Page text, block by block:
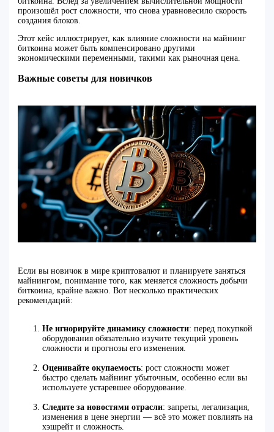
произошёл рост сложности, что снова уравновесило скорость
создания блоков.
Этот кейс иллюстрирует, как влияние сложности на майнинг
биткоина может быть компенсировано другими
экономическими переменными, такими как рыночная цена.
Важные советы для новичков
Если вы новичок в мире криптовалют и планируете заняться
майнингом, понимание того, как меняется сложность добычи
биткоина, крайне важно. Вот несколько практических
рекомендаций:
Не игнорируйте динамику сложности: перед покупкой
оборудования обязательно изучите текущий уровень
сложности и прогнозы его изменения.
Оценивайте окупаемость: рост сложности может
быстро сделать майнинг убыточным, особенно если вы
используете устаревшее оборудование.
Следите за новостями отрасли: запреты, легализация,
изменения в цене энергии — всё это может повлиять на
хэшрейт и сложность.